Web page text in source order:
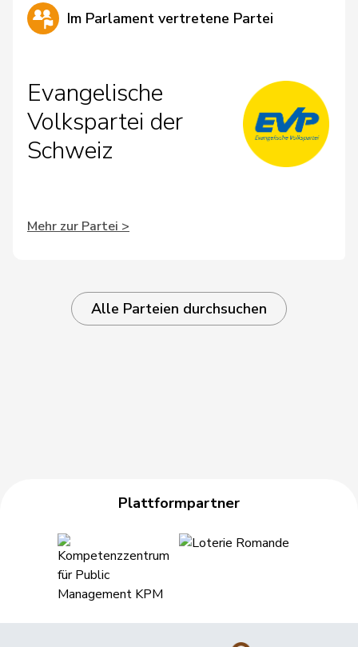
Im Parlament vertretene Partei
Evangelische
Volkspartei der
Schweiz
Mehr zur Partei >
Alle Parteien durchsuchen
Plattformpartner